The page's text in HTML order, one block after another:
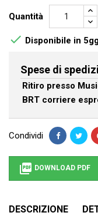
Quantità
 Disponibile in
Spese di
Ritiro presso
BRT corriere
Condividi
 DOWNLOAD PDF
DESCRIZIONE